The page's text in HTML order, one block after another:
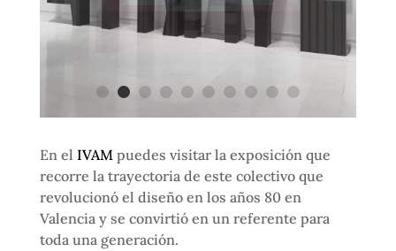
En el IVAM puedes visitar la exposición que
recorre la trayectoria de este colectivo que
revolucionó el diseño en los años 80 en
Valencia y se convirtió en un referente para
toda una generación.⁣